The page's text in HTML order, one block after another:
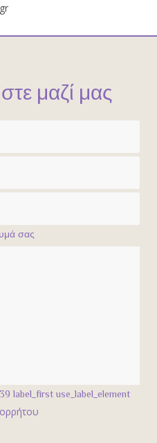
μαζί μας
σας
label_first use_label_element